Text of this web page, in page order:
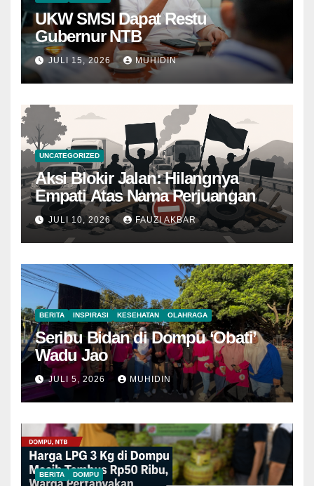
UKW SMSI Dapat Restu
Gubernur NTB
JULI 15, 2026 MUHIDIN
UNCATEGORIZED
Aksi Blokir Jalan: Hilangnya
Empati Atas Nama Perjuangan
JULI 10, 2026 FAUZI AKBAR
BERITA INSPIRASI KESEHATAN OLAHRAGA
Seribu Bidan di Dompu ‘Obati’
Wadu Jao
JULI 5, 2026 MUHIDIN
BERITA DOMPU